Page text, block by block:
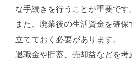
な手続きを行うことが重要です
また、廃業後の生活資金を確
立てておく必要があります。
退職金や貯蓄、売却益などを考